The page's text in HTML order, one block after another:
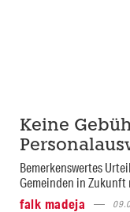
Keine
Bemerkenswertes
Gemeinden in
falk madeja